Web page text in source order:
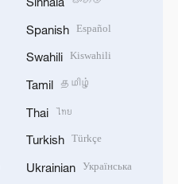
Spanish Español
Swahili Kiswahili
Tamil தமிழ்
Thai ไทย
Turkish Türkçe
Ukrainian Українська